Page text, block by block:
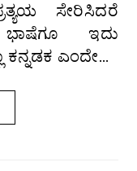
ಭಾಷೆಗೂ ಇದು
ಕನ್ನಡಕ ಎಂದೇ…